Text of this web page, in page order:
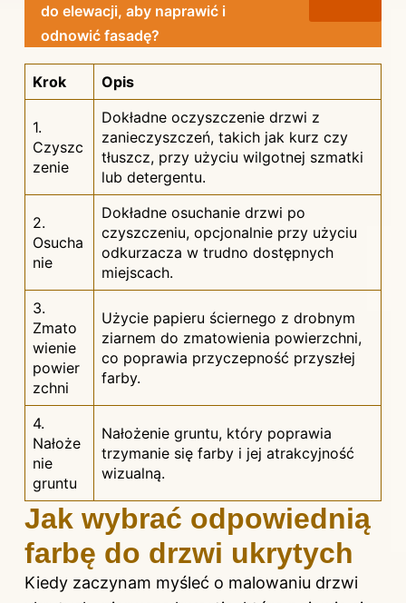
do elewacji, aby naprawić i
odnowić fasadę?
Krok Opis
1.
Czyszc
zenie
Dokładne oczyszczenie drzwi z
zanieczyszczeń, takich jak kurz czy
tłuszcz, przy użyciu wilgotnej szmatki
lub detergentu.
2.
Osucha
nie
Dokładne osuchanie drzwi po
czyszczeniu, opcjonalnie przy użyciu
odkurzacza w trudno dostępnych
miejscach.
3.
Zmato
wienie
powier
zchni
Użycie papieru ściernego z drobnym
ziarnem do zmatowienia powierzchni,
co poprawia przyczepność przyszłej
farby.
4.
Nałoże
nie
gruntu
Nałożenie gruntu, który poprawia
trzymanie się farby i jej atrakcyjność
wizualną.
Jak wybrać odpowiednią
farbę do drzwi ukrytych
Kiedy zaczynam myśleć o malowaniu drzwi